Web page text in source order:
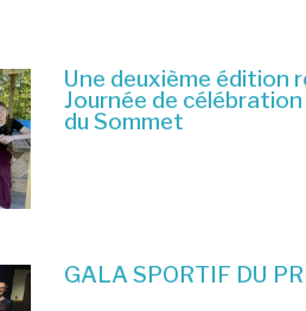
Une deuxième édition
Journée de
du Sommet
GALA SPORTIF DU